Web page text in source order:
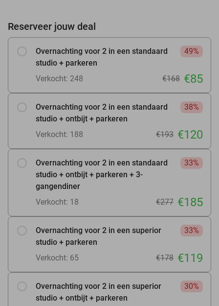
Reserveer jouw deal
Overnachting voor 2 in een standaard
studio + parkeren
49%
Verkocht: 248 €168 €85
Overnachting voor 2 in een standaard
studio + ontbijt + parkeren
38%
Verkocht: 188 €193 €120
Overnachting voor 2 in een standaard
studio + ontbijt + parkeren + 3-
gangendiner
33%
Verkocht: 18 €277 €185
Overnachting voor 2 in een superior
studio + parkeren
33%
Verkocht: 65 €178 €119
Overnachting voor 2 in een superior
studio + ontbijt + parkeren
30%